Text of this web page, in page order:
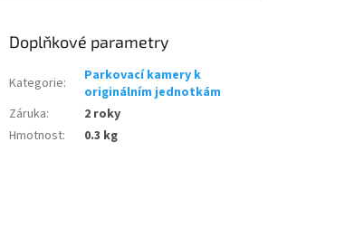
Doplňkové parametry
Kategorie:
Parkovací kamery k
originálním jednotkám
Záruka:
2 roky
Hmotnost: 0.3 kg